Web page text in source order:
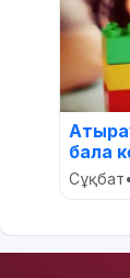
бала
Сұқбат•